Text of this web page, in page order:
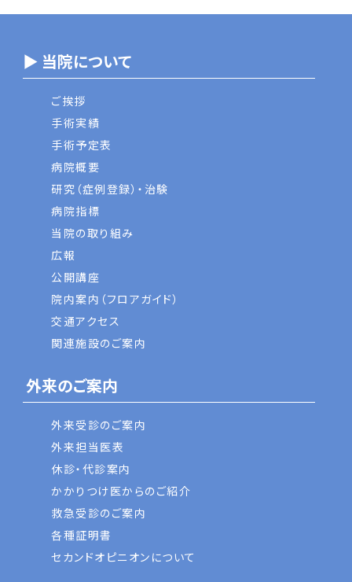
▶ 当院について
ご挨拶
手術実績
手術予定表
病院概要
研究（症例登録）・治験
病院指標
当院の取り組み
広報
公開講座
院内案内（フロアガイド）
交通アクセス
関連施設のご案内
外来のご案内
外来受診のご案内
外来担当医表
休診・代診案内
かかりつけ医からのご紹介
救急受診のご案内
各種証明書
セカンドオピニオンについて